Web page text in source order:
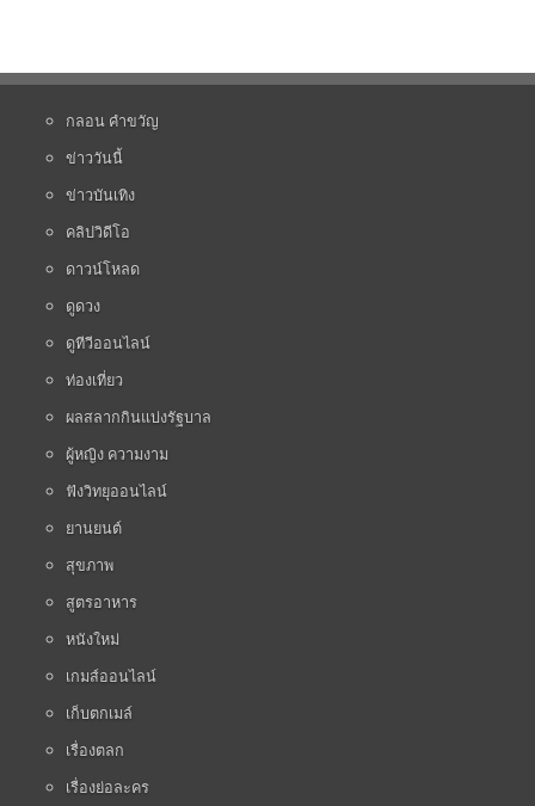
กลอน คำขวัญ
ข่าววันนี้
ข่าวบันเทิง
คลิปวิดีโอ
ดาวน์โหลด
ดูดวง
ดูทีวีออนไลน์
ท่องเที่ยว
ผลสลากกินแบ่งรัฐบาล
ผู้หญิง ความงาม
ฟังวิทยุออนไลน์
ยานยนต์
สุขภาพ
สูตรอาหาร
หนังใหม่
เกมส์ออนไลน์
เก็บตกเมล์
เรื่องตลก
เรื่องย่อละคร